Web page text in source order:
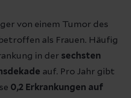
von einem Tumor des
als Frauen. Häufig
in der sechsten
auf. Pro Jahr gibt
0,2 Erkrankungen auf